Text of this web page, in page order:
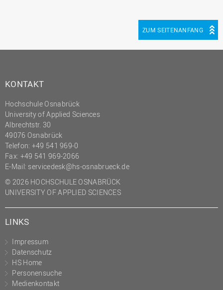
ZUM SEITENANFANG
KONTAKT
Hochschule Osnabrück
University of Applied Sciences
Albrechtstr. 30
49076 Osnabrück
Telefon: +49 541 969-0
Fax: +49 541 969-2066
E-Mail: servicedesk@hs-osnabrueck.de
© 2026 HOCHSCHULE OSNABRÜCK
UNIVERSITY OF APPLIED SCIENCES
LINKS
Impressum
Datenschutz
HS Home
Personensuche
Medienkontakt